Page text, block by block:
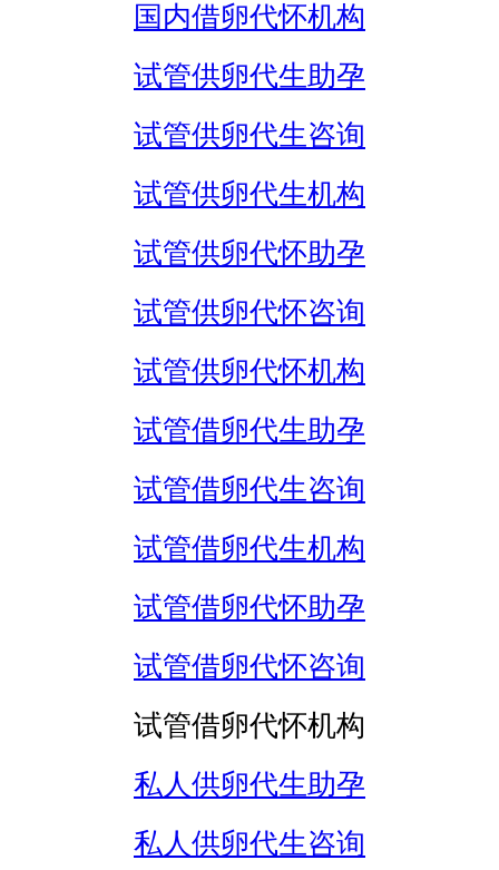
国内借卵代怀机构
试管供卵代生助孕
试管供卵代生咨询
试管供卵代生机构
试管供卵代怀助孕
试管供卵代怀咨询
试管供卵代怀机构
试管借卵代生助孕
试管借卵代生咨询
试管借卵代生机构
试管借卵代怀助孕
试管借卵代怀咨询
试管借卵代怀机构
私人供卵代生助孕
私人供卵代生咨询